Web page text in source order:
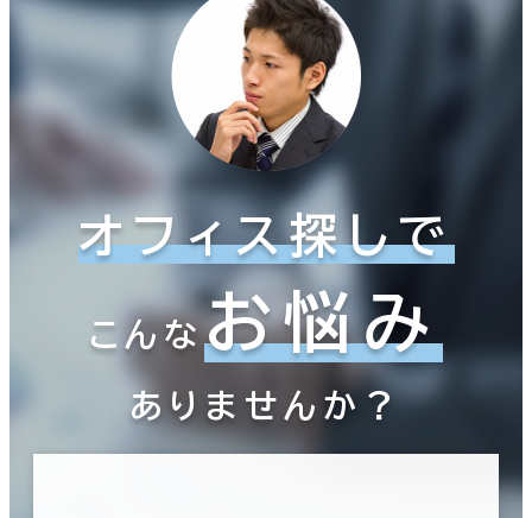
オフィス探しで
こんなお悩み
ありませんか？